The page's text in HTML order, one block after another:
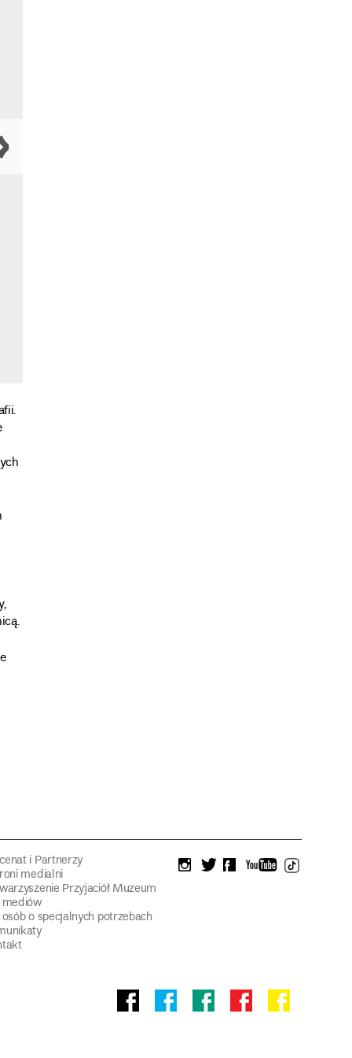
i Partnerzy
medialni
Przyjaciół Muzeum
o specjalnych potrzebach
instagram
twitterfacebookyoutube
tiktok
Facebook
Muzeum
facebook
Pawilonu
facebook
Muzeum
Facebook
Panoramy
facebook
Stowarzyszenie